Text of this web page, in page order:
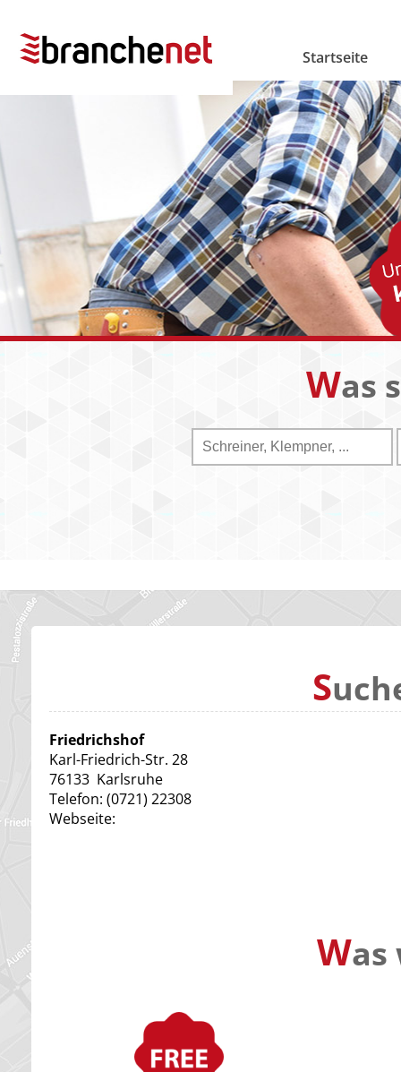
Startseite
Was
S
Friedrichshof
Karl-Friedrich-Str. 28
76133 Karlsruhe
Telefon: (0721) 22308
Webseite:
Was